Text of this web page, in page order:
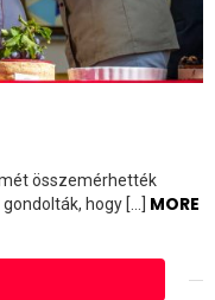
összemérhették
hogy […] MORE